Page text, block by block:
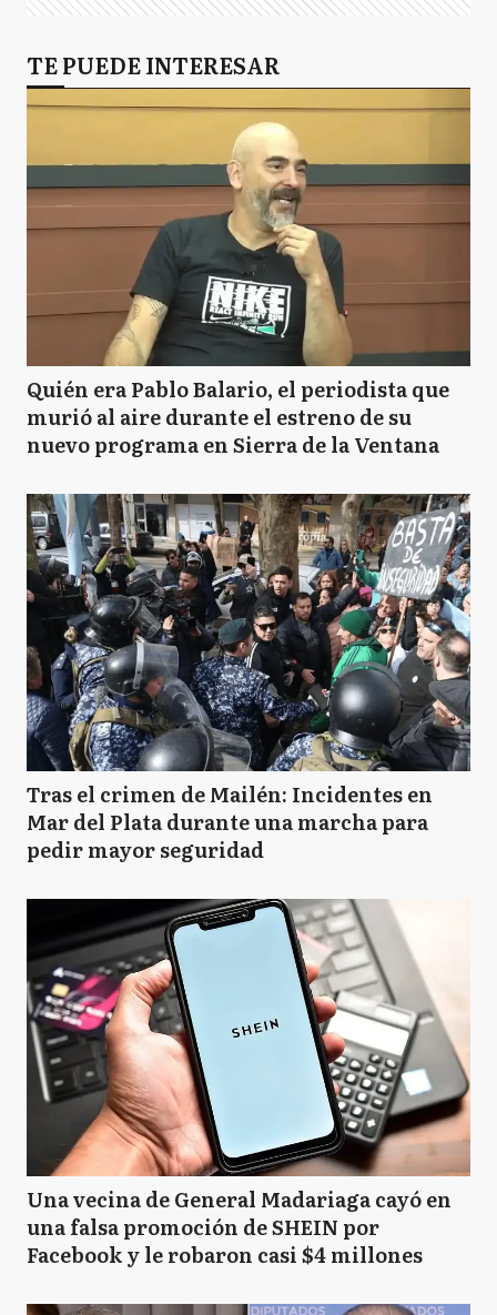
TE PUEDE INTERESAR
Quién era Pablo Balario, el periodista que
murió al aire durante el estreno de su
nuevo programa en Sierra de la Ventana
Tras el crimen de Mailén: Incidentes en
Mar del Plata durante una marcha para
pedir mayor seguridad
Una vecina de General Madariaga cayó en
una falsa promoción de SHEIN por
Facebook y le robaron casi $4 millones